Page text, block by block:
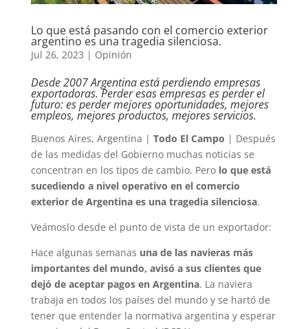
Lo que está pasando con el comercio exterior
argentino es una tragedia silenciosa.
Jul 26, 2023 | Opinión
Desde 2007 Argentina está perdiendo empresas
exportadoras. Perder esas empresas es perder el
futuro: es perder mejores oportunidades, mejores
empleos, mejores productos, mejores servicios.
Buenos Aires, Argentina | Todo El Campo | Después
de las medidas del Gobierno muchas noticias se
concentran en los tipos de cambio. Pero lo que está
sucediendo a nivel operativo en el comercio
exterior de Argentina es una tragedia silenciosa.
Veámoslo desde el punto de vista de un exportador:
Hace algunas semanas una de las navieras más
importantes del mundo, avisó a sus clientes que
dejó de aceptar pagos en Argentina. La naviera
trabaja en todos los países del mundo y se hartó de
tener que entender la normativa argentina y esperar